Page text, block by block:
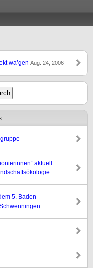
wa’gen Aug. 24, 2006
aktuell
5. Baden-